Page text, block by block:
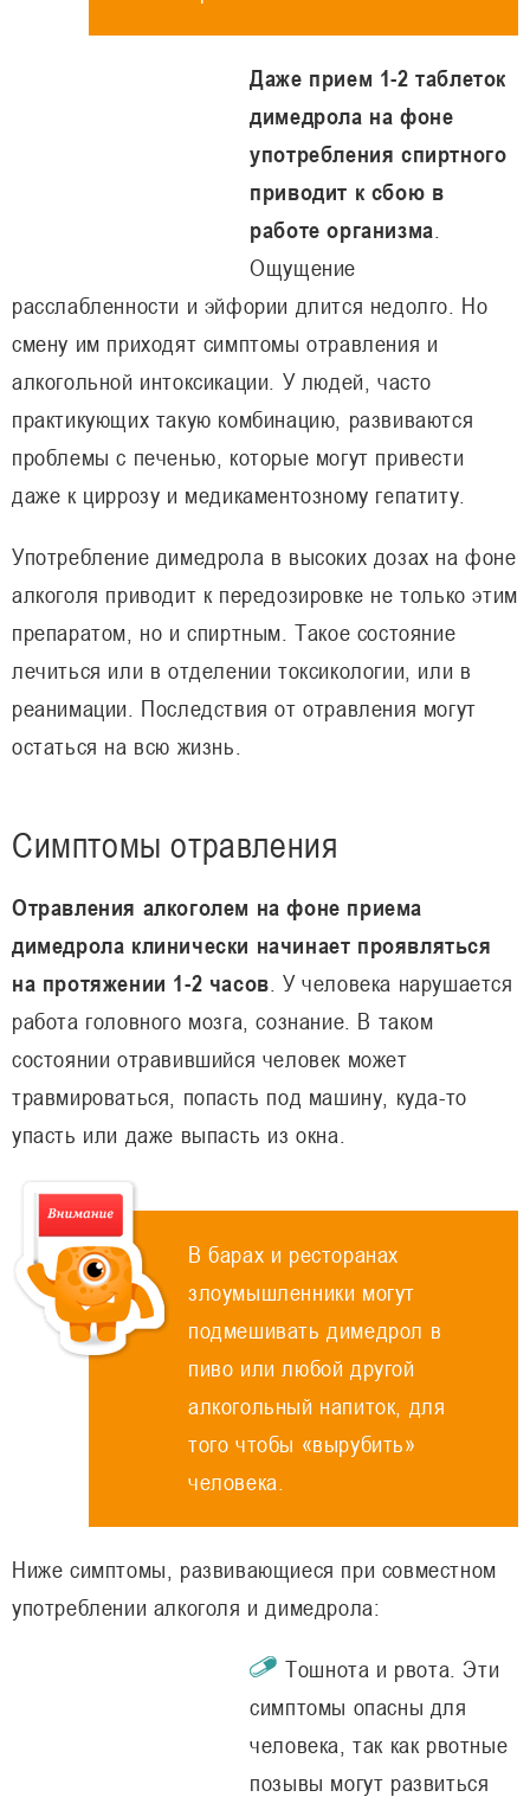
Даже прием 1-2 таблеток
димедрола на фоне
употребления спиртного
приводит к сбою в
работе организма
Ощущение
расслабленности и эйфории длится недолго. Но
смену им приходят симптомы отравления и
алкогольной интоксикации. У людей, часто
практикующих такую комбинацию, развиваются
проблемы с печенью, которые могут привести
даже к циррозу и медикаментозному гепатиту.
Употребление димедрола в высоких дозах на фоне
алкоголя приводит к передозировке не только этим
препаратом, но и спиртным. Такое состояние
лечиться или в отделении токсикологии, или в
реанимации. Последствия от отравления могут
остаться на всю жизнь.
Симптомы отравления
Отравления алкоголем на фоне приема
димедрола клинически начинает проявляться
на протяжении 1-2 часов . У человека нарушается
работа головного мозга, сознание. В таком
состоянии отравившийся человек может
травмироваться, попасть под машину, куда-то
упасть или даже выпасть из окна.
В барах и ресторанах
злоумышленники могут
подмешивать димедрол в
пиво или любой другой
алкогольный напиток, для
того чтобы «вырубить»
человека.
Ниже симптомы, развивающиеся при совместном
употреблении алкоголя и димедрола:
Тошнота и рвота. Эти
симптомы опасны для
человека, так как рвотные
позывы могут развиться